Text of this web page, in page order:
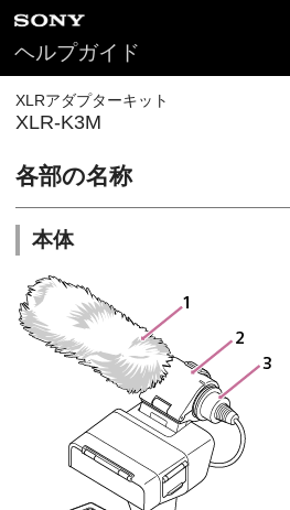
ヘルプガイド
XLRアダプターキット
XLR-K3M
各部の名称
本体